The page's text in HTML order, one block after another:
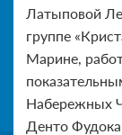
Латыповой
группе
Марине,
Набережных
Денто